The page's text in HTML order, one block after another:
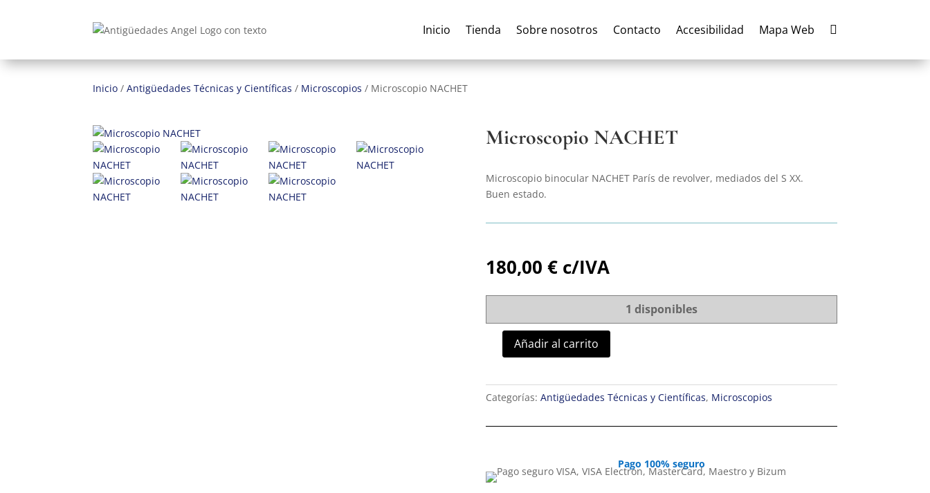
Inicio Tienda Sobre nosotros Contacto Accesibilidad Mapa Web 
Inicio /Antigüedades Técnicas y Científicas / Microscopios / Microscopio NACHET
Microscopio NACHET
Microscopio binocular NACHET París de revolver, mediados del S XX.
Buen estado.
180,00 € c/IVA
1 disponibles
Microscopio
cantidad
Añadir al carrito
Categorías: Antigüedades Técnicas y Científicas, Microscopios
Pago 100% seguro